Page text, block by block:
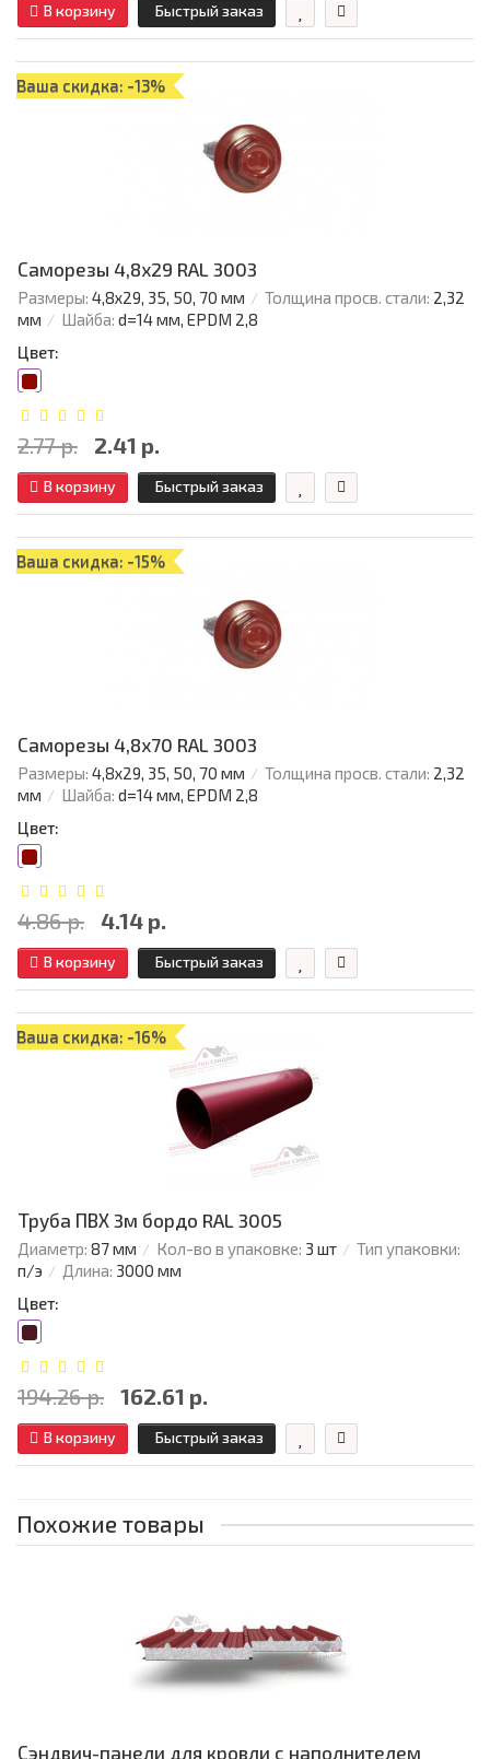
В корзину Быстрый заказ
Ваша скидка: -13%
Саморезы 4,8х29 RAL 3003
Размеры: 4,8х29, 35, 50, 70 мм Толщина просв. стали: 2,32
мм
Шайба: d=14 мм, EPDM 2,8
Цвет:
2.77 р. 2.41 р.
В корзину Быстрый заказ
Ваша скидка: -15%
Саморезы 4,8х70 RAL 3003
Размеры: 4,8х29, 35, 50, 70 мм Толщина просв. стали: 2,32
мм
Шайба: d=14 мм, EPDM 2,8
Цвет:
4.86 р. 4.14 р.
В корзину Быстрый заказ
Ваша скидка: -16%
Труба ПВХ 3м бордо RAL 3005
Диаметр: 87 мм Кол-во в упаковке: 3 шт
Тип упаковки:
п/э
Длина: 3000 мм
Цвет:
194.26 р. 162.61 р.
В корзину Быстрый заказ
Похожие товары
Сэндвич-панели для кровли с наполнителем